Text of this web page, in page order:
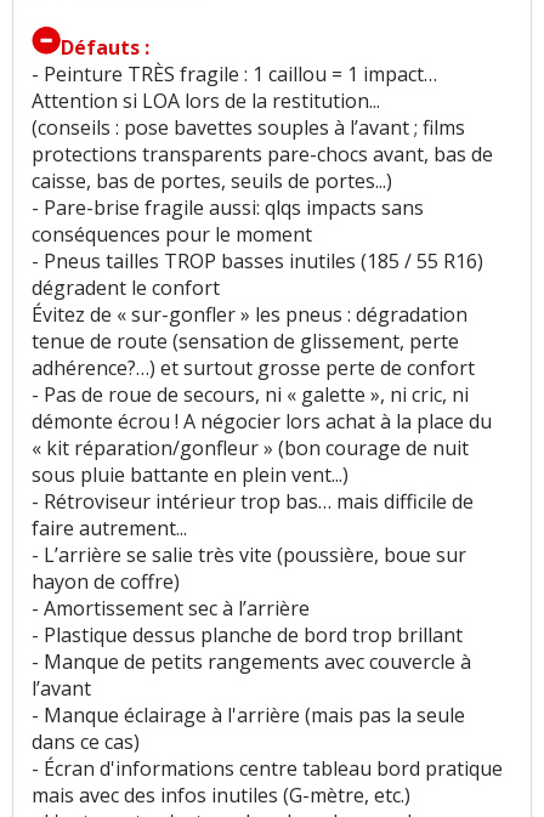
Défauts :
- Peinture TRÈS fragile : 1 caillou = 1 impact…
Attention si LOA lors de la restitution...
(conseils : pose bavettes souples à l’avant ; films
protections transparents pare-chocs avant, bas de
caisse, bas de portes, seuils de portes...)
- Pare-brise fragile aussi: qlqs impacts sans
conséquences pour le moment
- Pneus tailles TROP basses inutiles (185 / 55 R16)
dégradent le confort
Évitez de « sur-gonfler » les pneus : dégradation
tenue de route (sensation de glissement, perte
adhérence?…) et surtout grosse perte de confort
- Pas de roue de secours, ni « galette », ni cric, ni
démonte écrou ! A négocier lors achat à la place du
« kit réparation/gonfleur » (bon courage de nuit
sous pluie battante en plein vent...)
- Rétroviseur intérieur trop bas… mais difficile de
faire autrement...
- L’arrière se salie très vite (poussière, boue sur
hayon de coffre)
- Amortissement sec à l’arrière
- Plastique dessus planche de bord trop brillant
- Manque de petits rangements avec couvercle à
l’avant
- Manque éclairage à l'arrière (mais pas la seule
dans ce cas)
- Écran d'informations centre tableau bord pratique
mais avec des infos inutiles (G-mètre, etc.)